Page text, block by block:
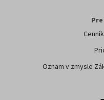
Oznam v zmysle